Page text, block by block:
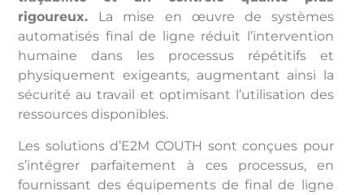
rigoureux. La mise en œuvre de systèmes
automatisés final de ligne réduit l’intervention
humaine dans les processus répétitifs et
physiquement exigeants, augmentant ainsi la
sécurité au travail et optimisant l’utilisation des
ressources disponibles.
Les solutions d’E2M COUTH sont conçues pour
s’intégrer parfaitement à ces processus, en
fournissant des équipements de final de ligne